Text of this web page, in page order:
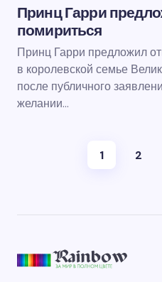
Принц Гарри
помириться
Принц Гарри предложил
в королевской семье
после публичного
желании…
1 2